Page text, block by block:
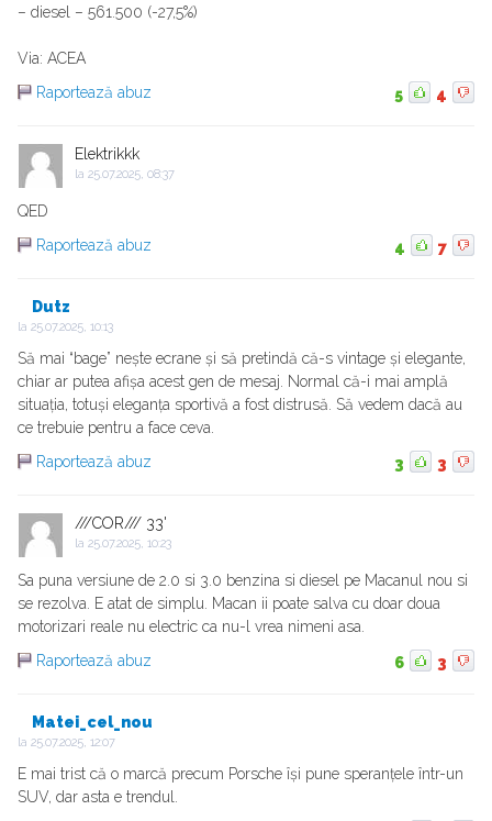
– diesel – 561.500 (-27,5%)
Via: ACEA
Raportează abuz
5 4
Elektrikkk
la 25.07.2025, 08:37
QED
Raportează abuz
4 7
Dutz
la 25.07.2025, 10:13
Să mai “bage” nește ecrane și să pretindă că-s vintage și elegante,
chiar ar putea afișa acest gen de mesaj. Normal că-i mai amplă
situația, totuși eleganța sportivă a fost distrusă. Să vedem dacă au
ce trebuie pentru a face ceva.
Raportează abuz
3 3
///COR/// 33'
la 25.07.2025, 10:23
Sa puna versiune de 2.0 si 3.0 benzina si diesel pe Macanul nou si
se rezolva. E atat de simplu. Macan ii poate salva cu doar doua
motorizari reale nu electric ca nu-l vrea nimeni asa.
Raportează abuz
6 3
Matei_cel_nou
la 25.07.2025, 12:07
E mai trist că o marcă precum Porsche își pune speranțele într-un
SUV, dar asta e trendul.